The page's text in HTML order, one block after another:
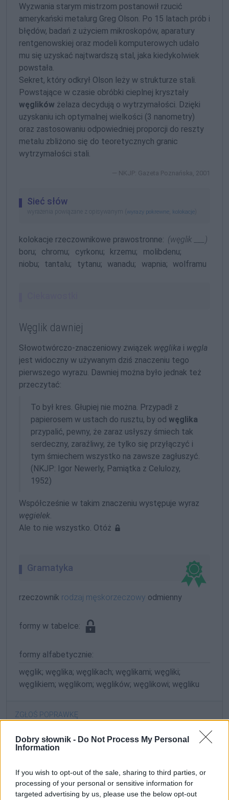
Dobry słownik - Do Not Process My Personal
Information
If you wish to opt-out of the sale, sharing to third parties, or
processing of your personal or sensitive information for
targeted advertising by us, please use the below opt-out
Wyzwania starym mistrzom postanowił rzucić
amerykański metalurg Greg Olson. Po 15 latach prób i
błędów, badań z użyciem mikroskopów, aparatury
rentgenowskiej oraz modeli komputerowych udało
mu się uzyskać najtwardszą stal, jaka kiedykolwiek
powstała.
Sekret, który odkrył Olson leży w strukturze stali.
Powstające w czasie obróbki cieplnej kryształy
węglików żelaza decydują o wytrzymałości. Dzięki
uzyskaniu ich optymalnej wielkości (3 nanometry)
oraz zastosowaniu odpowiedniej proporcji do reszty
metalu zbliżono się do teoretycznych granic
wytrzymałości stali.
NKJP: Gazeta Poznańska, 2001
Sieć słów
wyrażenia powiązane z opisywanym ( wyrazy pokrewne kolokacje
kolokacje rzeczownikowe prawostronne: (węglik ___)
boru;
chromu; cyrkonu; krzemu;
molibdenu;
niobu;
tantalu; tytanu; wanadu; wapnia; wolframu
Węglik dawniej
Słowotwórczo-znaczeniowy związek węglika i węgla
jest widoczny w używanym dziś znaczeniu tego
pierwszego wyrazu. Dawniej można było jednak też
przeczytać:
To był kres. Głupiej nie można. Przypadł z
papierosem w ustach do rusztu, by od węglika
przypalić, pewny, że zaraz usłyszy śmiech tak
serdeczny, zaraźliwy, że tylko się przyłączyć i
tym śmiechem wszystko na zawsze zagłuszyć.
(NKJP: Igor Newerly, Pamiątka z Celulozy,
1952)
Współcześnie w takim znaczeniu występuje wyraz
węgielek
Ale to nie wszystko. Otóż
Gramatyka
rzeczownik rodzaj męskorzeczowy odmienny
formy w tabelce:
formy alfabetycznie:
węglik; węglika; węglikach; węglikami; węgliki;
węglikiem; węglikom; węglików; węglikowi; węgliku
ZGŁOŚ POPRAWKĘ
Definicja